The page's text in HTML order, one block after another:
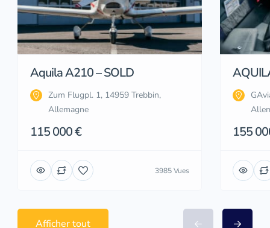
Aquila A210 – SOLD
Zum Flugpl. 1, 14959 Trebbin,
Allemagne
115 000 €
3985 Vues
155
Afficher tout